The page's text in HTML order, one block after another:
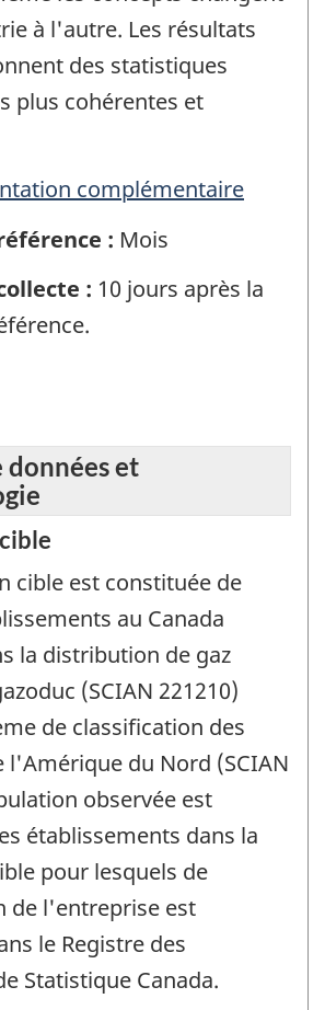
à l'autre. Les résultats
des statistiques
plus cohérentes et
complémentaire
: Mois
: 10 jours après la
données et
cible est constituée de
au Canada
la distribution de gaz
(SCIAN 221210)
de classification des
l'Amérique du Nord (SCIAN
observée est
établissements dans la
pour lesquels de
de l'entreprise est
le Registre des
Statistique Canada.